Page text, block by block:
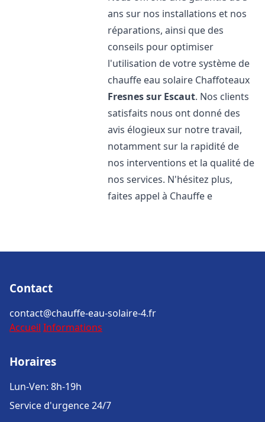
ans sur nos installations et nos
réparations, ainsi que des
conseils pour optimiser
l'utilisation de votre système de
chauffe eau solaire Chaffoteaux
Fresnes sur Escaut. Nos clients
satisfaits nous ont donné des
avis élogieux sur notre travail,
notamment sur la rapidité de
nos interventions et la qualité de
nos services. N'hésitez plus,
faites appel à Chauffe e
Contact
contact@chauffe-eau-solaire-4.fr
Accueil Informations
Horaires
Lun-Ven: 8h-19h
Service d'urgence 24/7